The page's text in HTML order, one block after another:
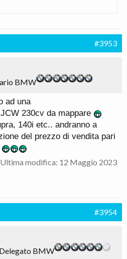
#3953
BMW
ad una
230cv da mappare
140i etc.. andranno a
del prezzo di vendita pari
Ultima modifica: 12 Maggio 2023
#3954
BMW